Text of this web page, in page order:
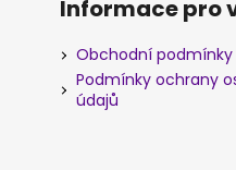
Informace pro
Obchodní podmínky
Podmínky ochrany
údajů